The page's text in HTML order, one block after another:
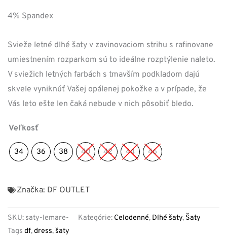
4% Spandex
Svieže letné dlhé šaty v zavinovaciom strihu s rafinovane
umiestnením rozparkom sú to ideálne rozptýlenie naleto.
V sviežich letných farbách s tmavším podkladom dajú
skvele vyniknúť Vašej opálenej pokožke a v prípade, že
Vás leto ešte len čaká nebude v nich pôsobiť bledo.
Veľkosť
34 36 38 40 42 44 46
Značka: DF OUTLET
SKU: saty-lemare- Kategórie: Celodenné, Dlhé šaty, Šaty
Tags df,dress,šaty